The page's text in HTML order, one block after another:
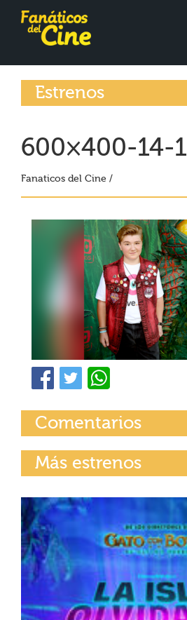
Estrenos
600×400-14-1
Fanaticos del Cine /
Comentarios
Más estrenos